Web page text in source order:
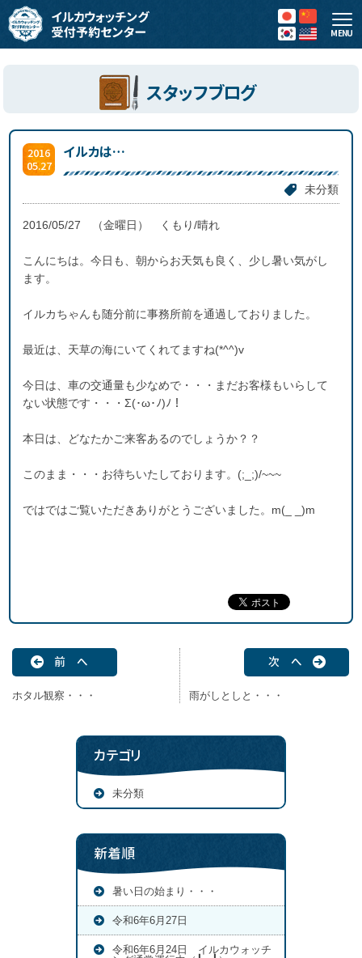
MENU
スタッフブログ
2016
05.27
イルカは…
未分類
2016/05/27 （金曜日） くもり/晴れ
こんにちは。今日も、朝からお天気も良く、少し暑い気がし
ます。
イルカちゃんも随分前に事務所前を通過しておりました。
最近は、天草の海にいてくれてますね(*^^)v
今日は、車の交通量も少なめで・・・まだお客様もいらして
ない状態です・・・Σ(･ω･ﾉ)ﾉ！
本日は、どなたかご来客あるのでしょうか？？
このまま・・・お待ちいたしております。(;_;)/~~~
ではではご覧いただきありがとうございました。m(_ _)m
前 へ
ホタル観察・・・
次 へ
雨がしとしと・・・
カテゴリ
未分類
新着順
暑い日の始まり・・・
令和6年6月27日
令和6年6月24日 イルカウォッチ